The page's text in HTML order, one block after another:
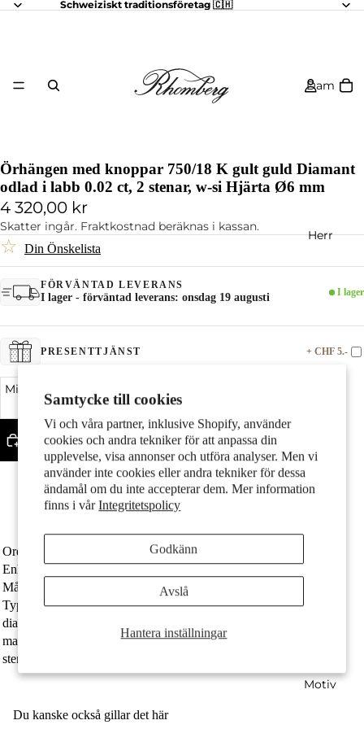
Samtycke till cookies
Vi och våra partner, inklusive Shopify, använder
cookies och andra tekniker för att anpassa din
upplevelse, visa annonser och utföra analyser. Men vi
använder inte cookies eller andra tekniker för dessa
ändamål om du inte accepterar dem. Mer information
finns i vårIntegritetspolicy
Hantera inställningar
Godkänn
Avslå
Schweiziskt traditionsföretag 🇨🇭
Dam
Herr
Motiv
Örhängen med knoppar 750/18 K gult guld Diamant
odlad i labb 0.02 ct, 2 stenar, w-si Hjärta Ø6 mm
4 320,00 kr
Skatter ingår. Fraktkostnad beräknas i kassan.
☆ Din Önskelista
FÖRVÄNTAD LEVERANS
I lager - förväntad leverans: onsdag 19 augusti I lager
PRESENTTJÄNST + CHF 5.-
Minska kvantitet
Öka kvantitet
Lägg till i varukorgen
Fler betalningsalternativ
Tillverkad av återvunnet guld
Diametern är 6 mm
Ordernummer
Enhet
Par
Målgrupp
Typ av smycken
Örhängen med knoppar
diameter
material
750/18 K gult guld
stenar
Du kanske också gillar det här